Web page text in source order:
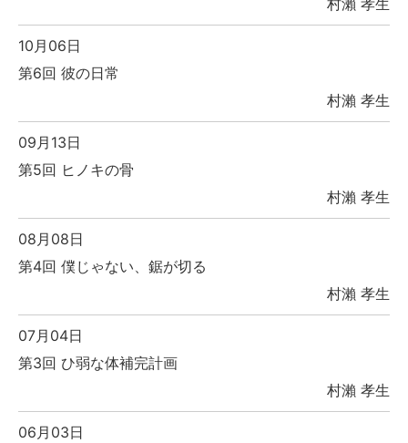
村瀨 孝生
10月06日
第6回 彼の日常
村瀨 孝生
09月13日
第5回 ヒノキの骨
村瀨 孝生
08月08日
第4回 僕じゃない、鋸が切る
村瀨 孝生
07月04日
第3回 ひ弱な体補完計画
村瀨 孝生
06月03日